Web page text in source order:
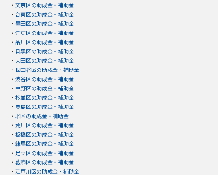
・ 文京区の助成金・補助金
・ 台東区の助成金・補助金
・ 墨田区の助成金・補助金
・ 江東区の助成金・補助金
・ 品川区の助成金・補助金
・ 目黒区の助成金・補助金
・ 大田区の助成金・補助金
・ 世田谷区の助成金・補助金
・ 渋谷区の助成金・補助金
・ 中野区の助成金・補助金
・ 杉並区の助成金・補助金
・ 豊島区の助成金・補助金
・ 北区の助成金・補助金
・ 荒川区の助成金・補助金
・ 板橋区の助成金・補助金
・ 練馬区の助成金・補助金
・ 足立区の助成金・補助金
・ 葛飾区の助成金・補助金
・ 江戸川区の助成金・補助金